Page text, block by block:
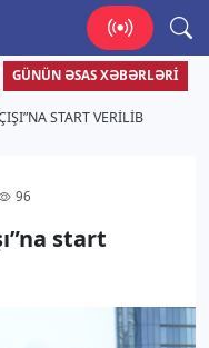
GÜNÜN ƏSAS XƏBƏRLƏRI
START VERILIB
96
start